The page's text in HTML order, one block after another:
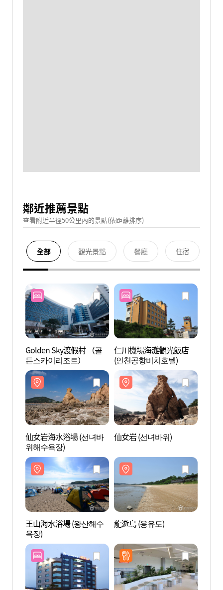
鄰近推薦景點
查看附近半徑50公里內的景點(依距離排序)
全部 觀光景點 餐廳 住宿
Golden Sky渡假村 （골
든스카이리조트）
仁川機場海灘觀光飯店
(인천공항비치호텔)
仙女岩海水浴場 (선녀바
위해수욕장)
仙女岩 (선녀바위)
王山海水浴場 (왕산해수
욕장)
龍遊島 (용유도)